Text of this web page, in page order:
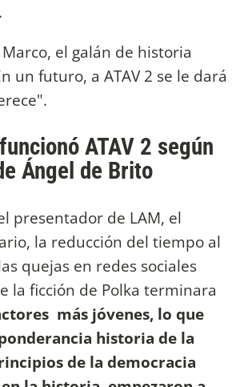
el galán de historia
un futuro, a ATAV 2 se le dará
ATAV 2 según
Ángel de Brito
presentador de LAM, el
la reducción del tiempo al
quejas en redes sociales
la ficción de Polka terminara
más jóvenes, lo que
historia de la
de la democracia